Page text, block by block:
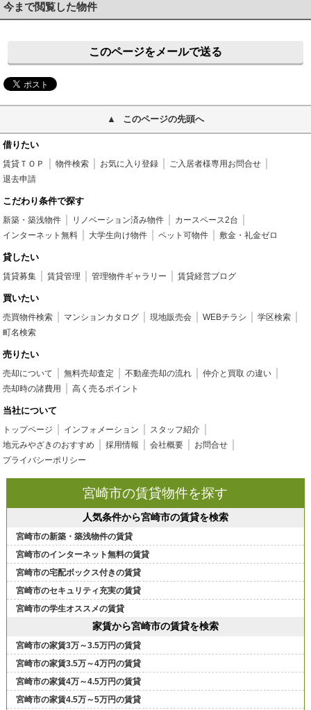
今まで閲覧した物件
このページをメールで送る
このページの先頭へ
借りたい
賃貸ＴＯＰ 物件検索 お気に入り登録
ご入居者様専用お問合せ
退去申請
こだわり条件で探す
新築・築浅物件 リノベーション済み物件
カースペース2台
インターネット無料
大学生向け物件 ペット可物件 敷金・礼金ゼロ
貸したい
賃貸募集 賃貸管理 管理物件ギャラリー 賃貸経営ブログ
買いたい
売買物件検索 マンションカタログ 現地販売会 WEBチラシ
学区検索
町名検索
売りたい
売却について 無料売却査定 不動産売却の流れ
仲介と買取 の違い
売却時の諸費用
高く売るポイント
当社について
トップページ インフォメーション
スタッフ紹介
地元みやざきのおすすめ
採用情報 会社概要
お問合せ
プライバシーポリシー
宮崎市の賃貸物件を探す
人気条件から宮崎市の賃貸を検索
宮崎市の新築・築浅物件の賃貸
宮崎市のインターネット無料の賃貸
宮崎市の宅配ボックス付きの賃貸
宮崎市のセキュリティ充実の賃貸
宮崎市の学生オススメの賃貸
家賃から宮崎市の賃貸を検索
宮崎市の家賃3万～3.5万円の賃貸
宮崎市の家賃3.5万～4万円の賃貸
宮崎市の家賃4万～4.5万円の賃貸
宮崎市の家賃4.5万～5万円の賃貸